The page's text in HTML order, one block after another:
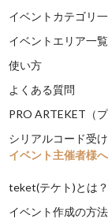
イベントカテゴリ
イベントエリア一覧
使い方
よくある質問
PRO ARTEKET（
シリアルコード受
イベント主催者様へ
teket(テケト)とは？
イベント作成の方法